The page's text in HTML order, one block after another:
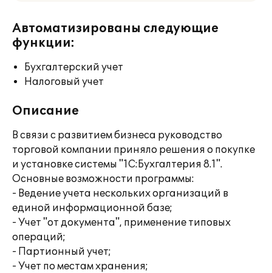
Автоматизированы следующие
функции:
Бухгалтерский учет
Налоговый учет
Описание
В связи с развитием бизнеса руководство
торговой компании приняло решения о покупке
и установке системы "1С:Бухгалтерия 8.1".
Основные возможности программы:
- Ведение учета нескольких организаций в
единой информационной базе;
- Учет "от документа", применение типовых
операций;
- Партионный учет;
- Учет по местам хранения;